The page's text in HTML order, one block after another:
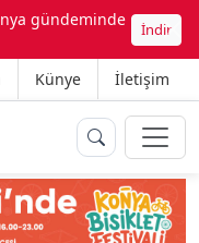
gündeminde
İndir
Künye İletişim